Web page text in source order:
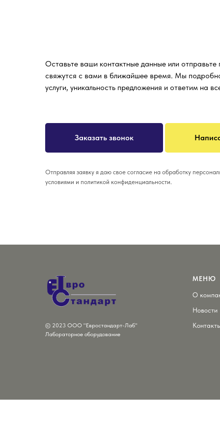
Оставьте ваши контактные данные или
свяжутся с вами в ближайшее время. Мы
услуги, уникальность предложения и ответим на
Заказать звонок
Отправляя заявку я даю свое согласие на обработку
условиями и политикой конфиденциальности.
© 2023 ООО "Евростандарт-Лаб"
Лабораторное оборудование
МЕНЮ
О
Новости